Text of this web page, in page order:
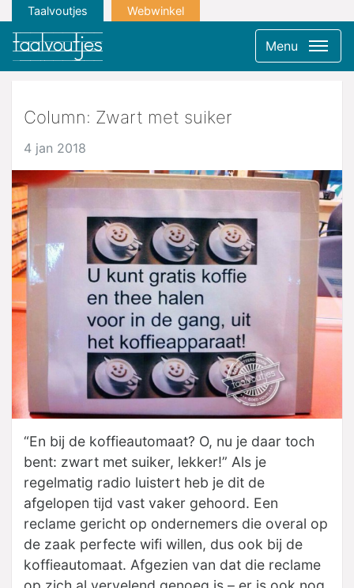
Taalvoutjes Webwinkel
Menu
Column: Zwart met suiker
4 jan 2018
“En bij de koffieautomaat? O, nu je daar toch
bent: zwart met suiker, lekker!” Als je
regelmatig radio luistert heb je dit de
afgelopen tijd vast vaker gehoord. Een
reclame gericht op ondernemers die overal op
de zaak perfecte wifi willen, dus ook bij de
koffieautomaat. Afgezien van dat die reclame